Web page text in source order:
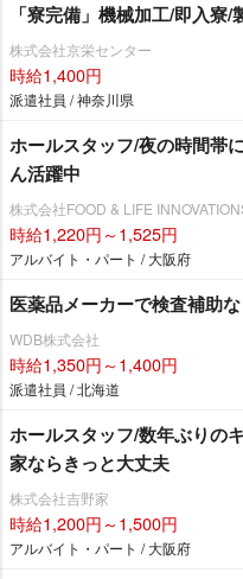
「寮完備」機械加工/即入寮
株式会社京栄センター
時給1,400円
派遣社員 / 神奈川県
ホールスタッフ/夜の時間帯
ん活躍中
株式会社FOOD & LIFE
時給1,220円～1,525円
アルバイト・パート / 大阪府
医薬品メーカーで検査補助
WDB株式会社
時給1,350円～1,400円
派遣社員 / 北海道
ホールスタッフ/数年ぶりの
家ならきっと大丈夫
株式会社吉野家
時給1,200円～1,500円
アルバイト・パート / 大阪府